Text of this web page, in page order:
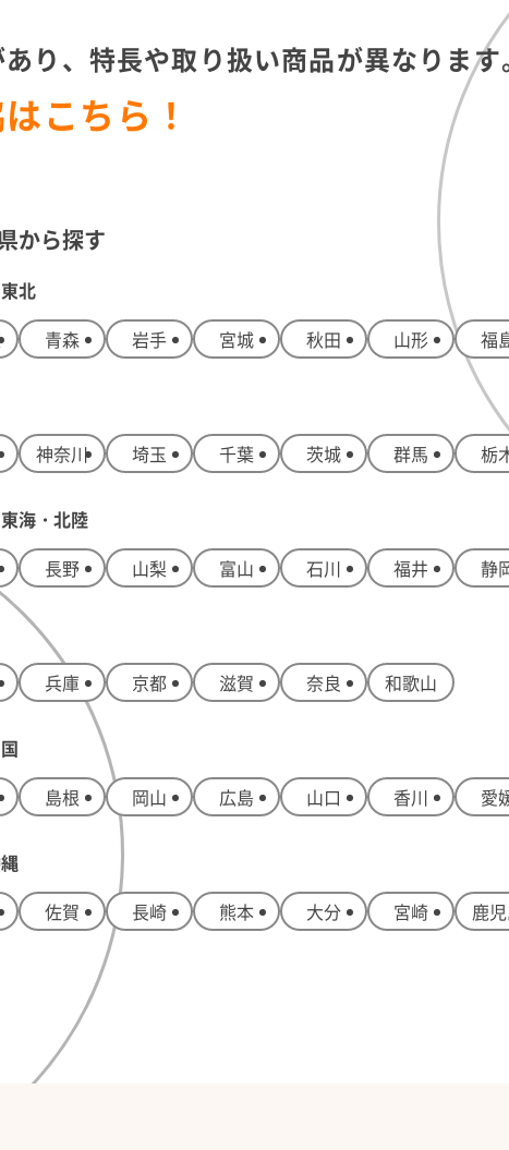
り、 特長や取り扱い商品が異なります
こちら！
から探す
北
青森 岩手 宮城 秋田 山形 福
神奈川 埼玉 千葉 茨城 群馬 栃
海・北陸
長野 山梨 富山 石川 福井 静
兵庫 京都 滋賀 奈良 和歌山
島根 岡山 広島 山口 香川 愛
佐賀 長崎 熊本 大分 宮崎 鹿